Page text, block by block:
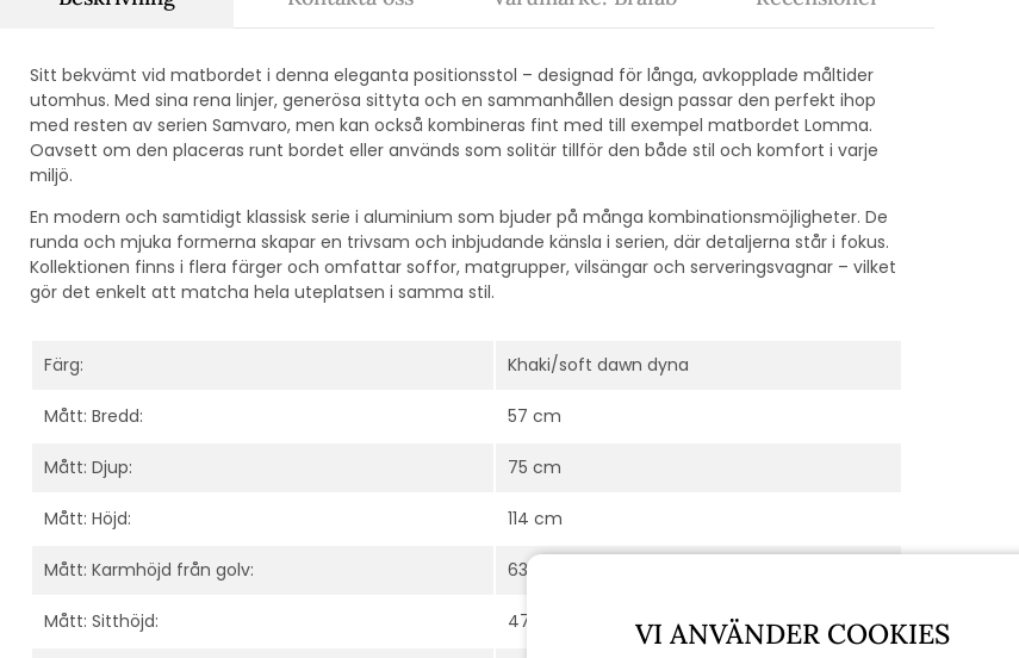
Sitt bekvämt vid matbordet i denna eleganta positionsstol – designad för långa, avkopplade måltider
utomhus. Med sina rena linjer, generösa sittyta och en sammanhållen design passar den perfekt ihop
med resten av serien Samvaro, men kan också kombineras fint med till exempel matbordet Lomma.
Oavsett om den placeras runt bordet eller används som solitär tillför den både stil och komfort i varje
miljö.
En modern och samtidigt klassisk serie i aluminium som bjuder på många kombinationsmöjligheter. De
runda och mjuka formerna skapar en trivsam och inbjudande känsla i serien, där detaljerna står i fokus.
Kollektionen finns i flera färger och omfattar soffor, matgrupper, vilsängar och serveringsvagnar – vilket
gör det enkelt att matcha hela uteplatsen i samma stil.
Färg: Khaki/soft dawn dyna
Mått: Bredd: 57 cm
Mått: Djup: 75 cm
Mått: Höjd: 114 cm
Mått: Karmhöjd från golv: 63 cm
Mått: Sitthöjd: 47 cm VI ANVÄNDER COOKIES